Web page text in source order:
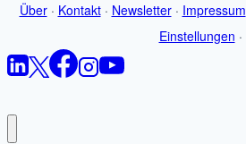
Über· Kontakt· Newsletter· Impressum
Einstellungen ·